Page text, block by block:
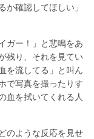
か確認してほしい」
ガー！」と悲鳴をあ
残り、それを見てい
を流してる」と叫ん
で写真を撮ったりす
血を拭いてくれる人
のような反応を見せ